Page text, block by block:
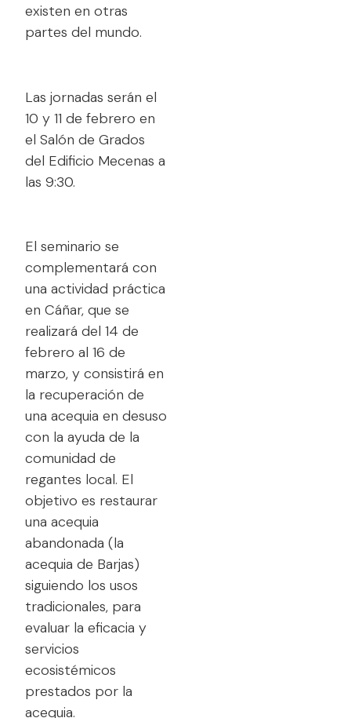
existen en otras
partes del mundo.
Las jornadas serán el
10 y 11 de febrero en
el Salón de Grados
del Edificio Mecenas a
las 9:30.
El seminario se
complementará con
una actividad práctica
en Cáñar, que se
realizará del 14 de
febrero al 16 de
marzo, y consistirá en
la recuperación de
una acequia en desuso
con la ayuda de la
comunidad de
regantes local. El
objetivo es restaurar
una acequia
abandonada (la
acequia de Barjas)
siguiendo los usos
tradicionales, para
evaluar la eficacia y
servicios
ecosistémicos
prestados por la
acequia.